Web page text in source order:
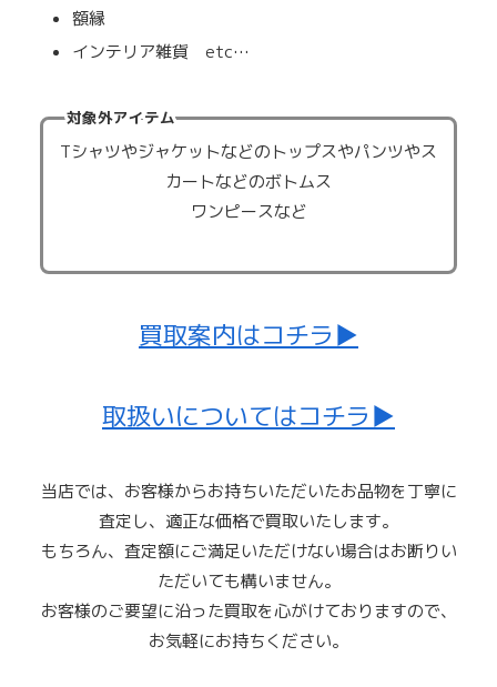
額縁
インテリア雑貨 etc…
対象外アイテム
Tシャツやジャケットなどのトップスやパンツやス
カートなどのボトムス
ワンピースなど
買取案内はコチラ▶
取扱いについてはコチラ▶
当店では、お客様からお持ちいただいたお品物を丁寧に
査定し、適正な価格で買取いたします。
もちろん、査定額にご満足いただけない場合はお断りい
ただいても構いません。
お客様のご要望に沿った買取を心がけておりますので、
お気軽にお持ちください。